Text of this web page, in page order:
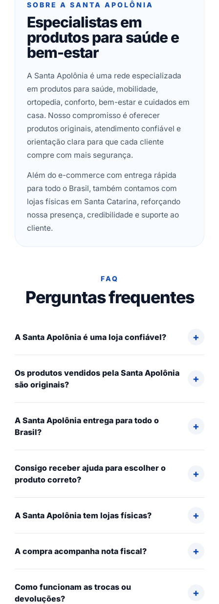
SOBRE A SANTA APOLÔNIA
Especialistas em
produtos para saúde e
bem-estar
A Santa Apolônia é uma rede especializada
em produtos para saúde, mobilidade,
ortopedia, conforto, bem-estar e cuidados em
casa. Nosso compromisso é oferecer
produtos originais, atendimento confiável e
orientação clara para que cada cliente
compre com mais segurança.
Além do e-commerce com entrega rápida
para todo o Brasil, também contamos com
lojas físicas em Santa Catarina, reforçando
nossa presença, credibilidade e suporte ao
cliente.
FAQ
Perguntas frequentes
A Santa Apolônia é uma loja confiável?
Os produtos vendidos pela Santa Apolônia
são originais?
A Santa Apolônia entrega para todo o
Brasil?
Consigo receber ajuda para escolher o
produto correto?
A Santa Apolônia tem lojas físicas?
A compra acompanha nota fiscal?
Como funcionam as trocas ou
devoluções?